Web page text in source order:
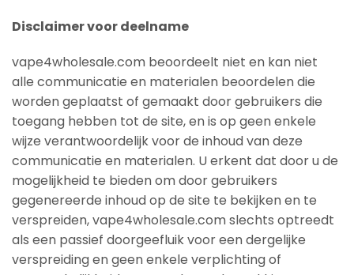
Disclaimer voor deelname
vape4wholesale.com beoordeelt niet en kan niet
alle communicatie en materialen beoordelen die
worden geplaatst of gemaakt door gebruikers die
toegang hebben tot de site, en is op geen enkele
wijze verantwoordelijk voor de inhoud van deze
communicatie en materialen. U erkent dat door u de
mogelijkheid te bieden om door gebruikers
gegenereerde inhoud op de site te bekijken en te
verspreiden, vape4wholesale.com slechts optreedt
als een passief doorgeefluik voor een dergelijke
verspreiding en geen enkele verplichting of